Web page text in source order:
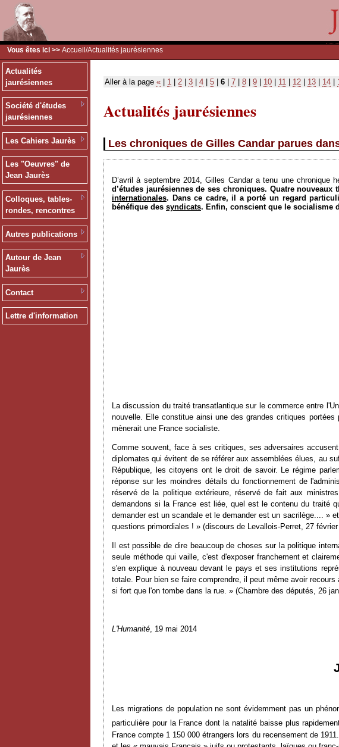
Vous êtes ici >> Accueil /Actualités jaurésiennes
Actualités
jaurésiennes
Société d'études
jaurésiennes
Les Cahiers Jaurès
Les "Oeuvres" de
Jean Jaurès
Colloques, tables-
rondes, rencontres
Autres publications
Autour de Jean
Jaurès
Contact
Lettre d'information
Aller à la page « 1 2 3 4 5 6 7 8 9 10 11 12 13 14
Actualités jaurésiennes
Les chroniques de Gilles Candar parues
D’avril à septembre 2014, Gilles Candar a tenu une chronique
d’études jaurésiennes de ses chroniques. Quatre
internationales. Dans ce cadre, il a porté un regard
bénéfique des syndicats. Enfin, conscient que le socialisme
La discussion du traité transatlantique sur le commerce entre
nouvelle. Elle constitue ainsi une des grandes critiques
mènerait une France socialiste.
Comme souvent, face à ses critiques, ses adversaires
diplomates qui évitent de se référer aux assemblées élues, au
République, les citoyens ont le droit de savoir. Le régime
réponse sur les moindres détails du fonctionnement de
réservé de la politique extérieure, réservé de fait aux
demandons si la France est liée, quel est le contenu du traité
demander est un scandale et le demander est un sacrilège.... »
questions primordiales ! » (discours de Levallois-Perret, 27 février
Il est possible de dire beaucoup de choses sur la politique
seule méthode qui vaille, c'est d'exposer franchement et
s'en explique à nouveau devant le pays et ses institutions
totale. Pour bien se faire comprendre, il peut même avoir
si fort que l'on tombe dans la rue. » (Chambre des députés, 26
L'Humanité, 19 mai 2014
Les migrations de population ne sont évidemment pas un
particulière pour la France dont la natalité baisse plus
France compte 1 150 000 étrangers lors du recensement de